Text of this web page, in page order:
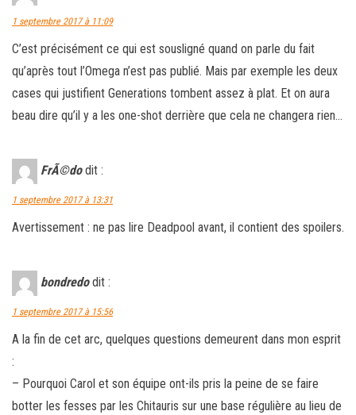
1 septembre 2017 à 11:09
C’est précisément ce qui est sousligné quand on parle du fait
qu’après tout l’Omega n’est pas publié. Mais par exemple les deux
cases qui justifient Generations tombent assez à plat. Et on aura
beau dire qu’il y a les one-shot derrière que cela ne changera rien…
FrÃ©do dit :
1 septembre 2017 à 13:31
Avertissement : ne pas lire Deadpool avant, il contient des spoilers.
bondredo dit :
1 septembre 2017 à 15:56
A la fin de cet arc, quelques questions demeurent dans mon esprit
:
– Pourquoi Carol et son équipe ont-ils pris la peine de se faire
botter les fesses par les Chitauris sur une base régulière au lieu de